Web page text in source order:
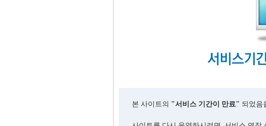
본 사이트의 "서비스 기간이 만료" 되었음